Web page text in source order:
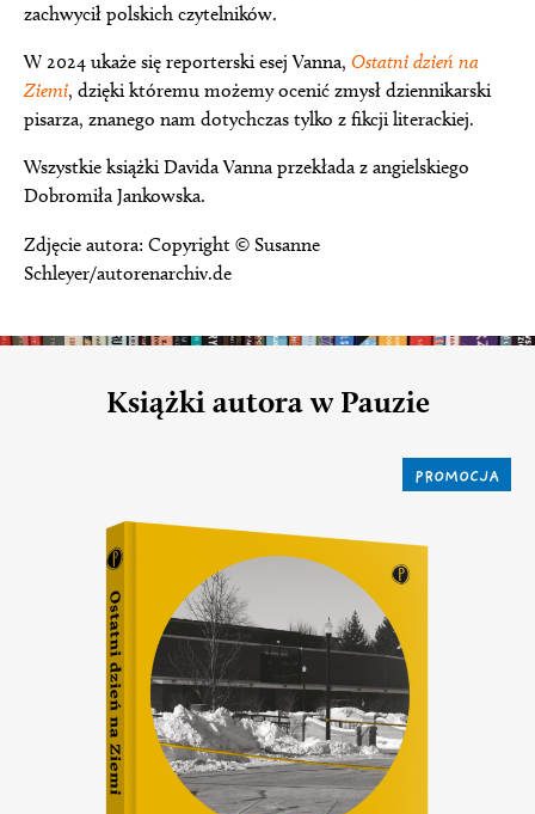
zachwycił polskich czytelników.
W 2024 ukaże się reporterski esej Vanna, Ostatni dzień na
Ziemi, dzięki któremu możemy ocenić zmysł dziennikarski
pisarza, znanego nam dotychczas tylko z fikcji literackiej.
Wszystkie książki Davida Vanna przekłada z angielskiego
Dobromiła Jankowska.
Zdjęcie autora: Copyright © Susanne
Schleyer/autorenarchiv.de
Książki autora w Pauzie
PROMOCJA